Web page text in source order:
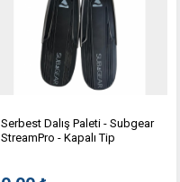
Serbest Dalış Paleti - Subgear
StreamPro - Kapalı Tip